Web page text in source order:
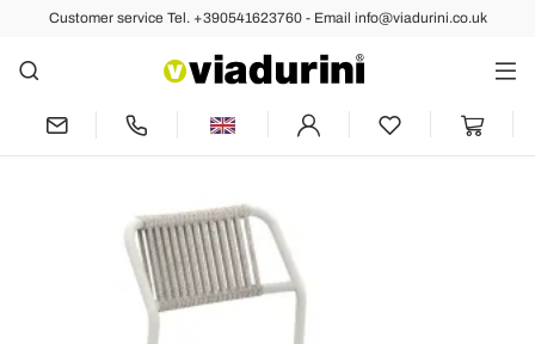
Customer service Tel. +390541623760 - Email info@viadurini.co.uk
Back Previous Next
Set of 2 Aluminum Garden Chairs and
Rope Back - Resplendent